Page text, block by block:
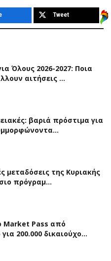
Tweet
Όλους 2026-2027: Ποια
αιτήσεις …
βαριά πρόστιμα για
μεταδόσεις της Κυριακής
πρόγραμ…
Market Pass από
200.000 δικαιούχο…